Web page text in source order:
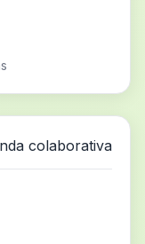
colaborativa